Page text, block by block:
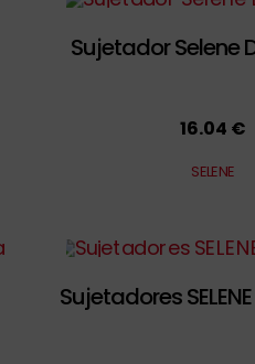
Sujetador Selene
16.04 €
SELENE
Sujetadores